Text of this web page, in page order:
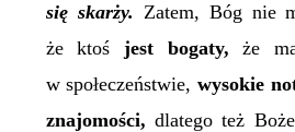
się skarży. Zatem, Bóg nie
że ktoś jest bogaty,że
w społeczeństwie,wysokie
znajomości,dlatego też